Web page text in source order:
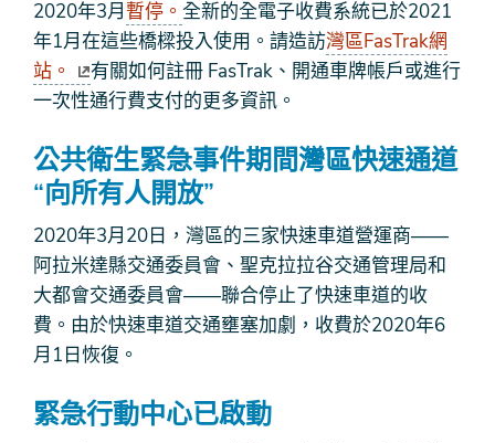
2020年3月暫停。 全新的全電子收費系統已於2021
年1月在這些橋樑投入使用。請造訪灣區FasTrak網
站。
有關如何註冊 FasTrak、開通車牌帳戶或進行
一次性通行費支付的更多資訊。
公共衛生緊急事件期間灣區快速通道
“向所有人開放”
2020年3月20日，灣區的三家快速車道營運商——
阿拉米達縣交通委員會、聖克拉拉谷交通管理局和
大都會交通委員會——聯合停止了快速車道的收
費。由於快速車道交通壅塞加劇，收費於2020年6
月1日恢復。
緊急行動中心已啟動